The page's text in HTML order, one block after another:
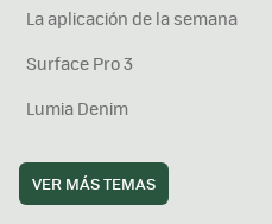
La aplicación de la semana
Surface Pro 3
Lumia Denim
VER MÁS TEMAS